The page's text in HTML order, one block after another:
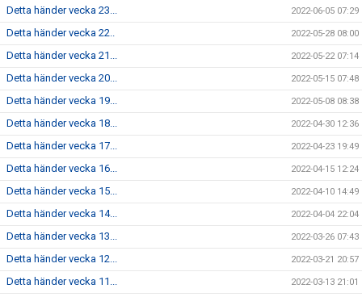
Detta händer vecka 23... 2022-06-05 07:29
Detta händer vecka 22.. 2022-05-28 08:00
Detta händer vecka 21... 2022-05-22 07:14
Detta händer vecka 20... 2022-05-15 07:48
Detta händer vecka 19... 2022-05-08 08:38
Detta händer vecka 18... 2022-04-30 12:36
Detta händer vecka 17... 2022-04-23 19:49
Detta händer vecka 16... 2022-04-15 12:24
Detta händer vecka 15... 2022-04-10 14:49
Detta händer vecka 14... 2022-04-04 22:04
Detta händer vecka 13... 2022-03-26 07:43
Detta händer vecka 12... 2022-03-21 20:57
Detta händer vecka 11... 2022-03-13 21:01